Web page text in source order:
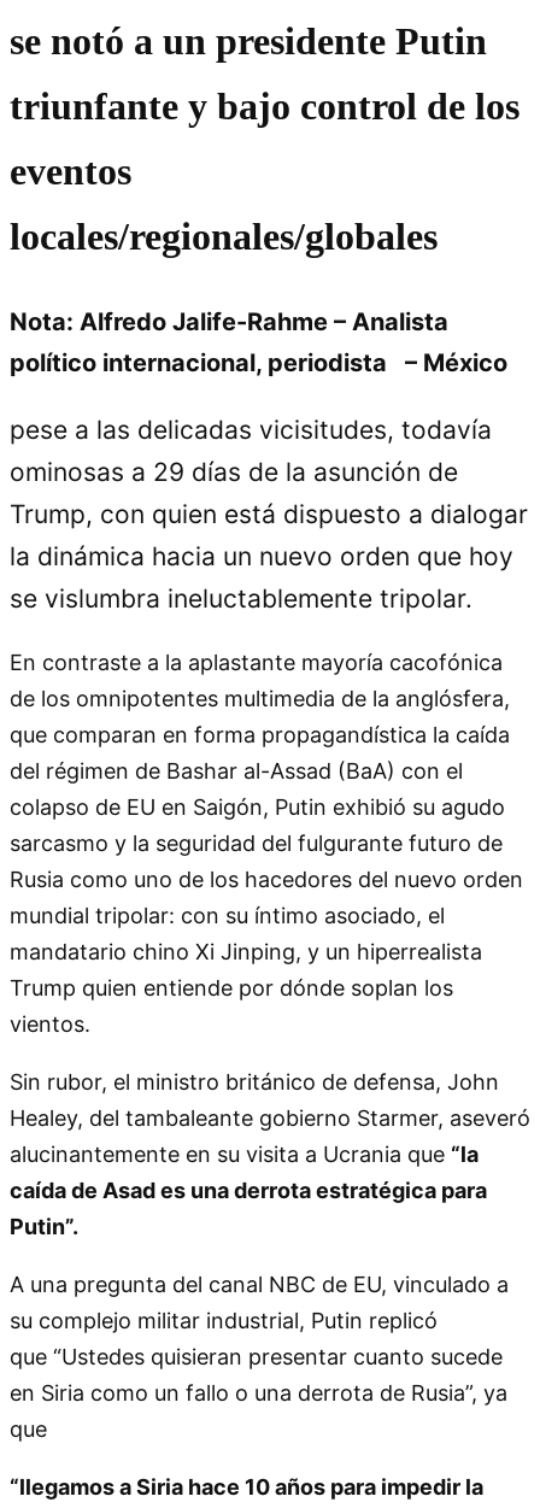
se notó a un presidente Putin
triunfante y bajo control de los
eventos
locales/regionales/globales
Nota: Alfredo Jalife-Rahme – Analista
político internacional, periodista – México
pese a las delicadas vicisitudes, todavía
ominosas a 29 días de la asunción de
Trump, con quien está dispuesto a dialogar
la dinámica hacia un nuevo orden que hoy
se vislumbra ineluctablemente tripolar.
En contraste a la aplastante mayoría cacofónica
de los omnipotentes multimedia de la anglósfera,
que comparan en forma propagandística la caída
del régimen de Bashar al-Assad (BaA) con el
colapso de EU en Saigón, Putin exhibió su agudo
sarcasmo y la seguridad del fulgurante futuro de
Rusia como uno de los hacedores del nuevo orden
mundial tripolar: con su íntimo asociado, el
mandatario chino Xi Jinping, y un hiperrealista
Trump quien entiende por dónde soplan los
vientos.
Sin rubor, el ministro británico de defensa, John
Healey, del tambaleante gobierno Starmer, aseveró
alucinantemente en su visita a Ucrania que “la
caída de Asad es una derrota estratégica para
Putin”.
A una pregunta del canal NBC de EU, vinculado a
su complejo militar industrial, Putin replicó
que
Ustedes quisieran presentar cuanto sucede
en Siria como un fallo o una derrota de Rusia , ya
que
“llegamos a Siria hace 10 años para impedir la